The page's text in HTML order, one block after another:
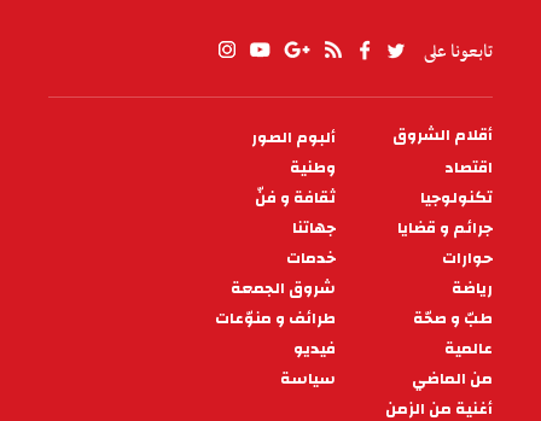
نفاد صبـرِ سائق الرئيس المُديرِ
العام
لأوّل مرّة يعترضني دون بدلته الرسميّة كسائق لأحدِ
الرؤساء المديرين العامّين لِمؤسّسة عموميّة كبيرة، ولو
كان اليومُ عُطلة لما أ
07:00 - 2025/11/02